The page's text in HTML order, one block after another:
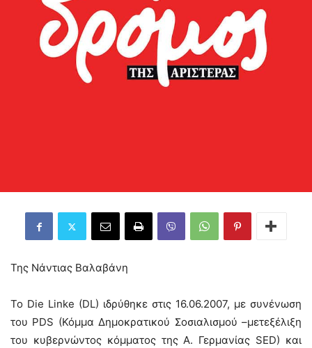
Της Νάντιας Βαλαβάνη
Το Die Linke (DL) ιδρύθηκε στις 16.06.2007, με συνένωση
του PDS (Κόμμα Δημοκρατικού Σοσιαλισμού –μετεξέλιξη
του κυβερνώντος κόμματος της Α. Γερμανίας SED) και